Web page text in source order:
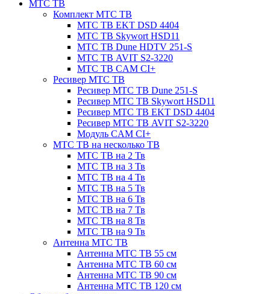
МТС ТВ
Комплект МТС ТВ
МТС ТВ EKT DSD 4404
МТС ТВ Skywort HSD11
МТС ТВ Dune HDTV 251-S
МТС ТВ AVIT S2-3220
МТС ТВ CAM CI+
Ресивер МТС ТВ
Ресивер МТС ТВ Dune 251-S
Ресивер МТС ТВ Skywort HSD11
Ресивер МТС ТВ EKT DSD 4404
Ресивер МТС ТВ AVIT S2-3220
Модуль CAM CI+
МТС ТВ на несколько ТВ
МТС ТВ на 2 Тв
МТС ТВ на 3 Тв
МТС ТВ на 4 Тв
МТС ТВ на 5 Тв
МТС ТВ на 6 Тв
МТС ТВ на 7 Тв
МТС ТВ на 8 Тв
МТС ТВ на 9 Тв
Антенна МТС ТВ
Антенна МТС ТВ 55 см
Антенна МТС ТВ 60 см
Антенна МТС ТВ 90 см
Антенна МТС ТВ 120 см